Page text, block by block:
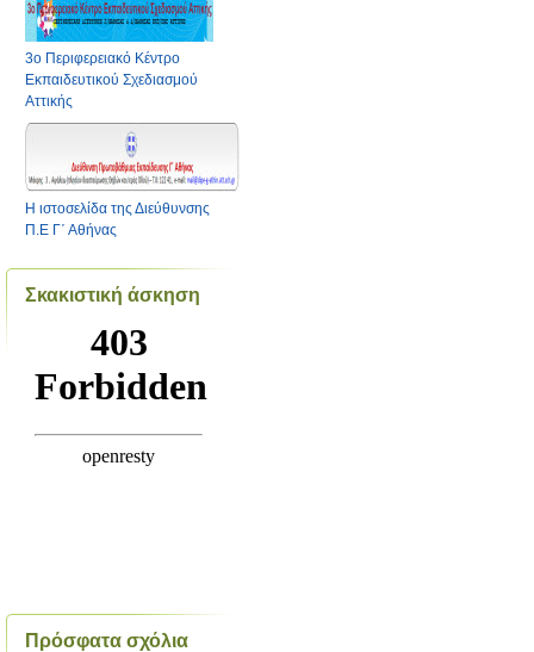
3ο Περιφερειακό Κέντρο
Εκπαιδευτικού Σχεδιασμού
Αττικής
Η ιστοσελίδα της Διεύθυνσης
Π.Ε Γ΄ Αθήνας
Σκακιστική άσκηση
Πρόσφατα σχόλια